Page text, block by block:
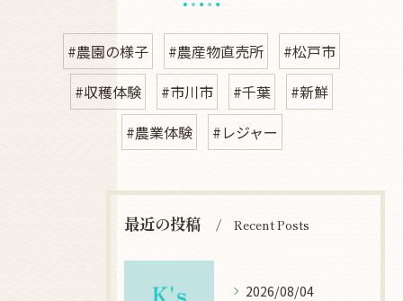
#農園の様子 #農産物直売所
#松戸市
#収穫体験
#市川市 #千葉
#新鮮
#農業体験
#レジャー
最近の投稿 Recent Posts
2026/08/04